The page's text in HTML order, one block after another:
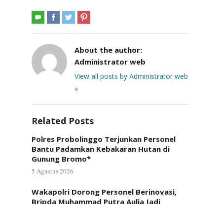
About the author:
Administrator web
View all posts by Administrator web
»
Related Posts
Polres Probolinggo Terjunkan Personel
Bantu Padamkan Kebakaran Hutan di
Gunung Bromo*
5 Agustus 2026
Wakapolri Dorong Personel Berinovasi,
Bripda Muhammad Putra Aulia Jadi